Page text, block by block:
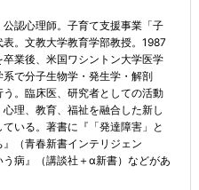
認心理師。子育て支援事業「子
。文教大学教育学部教授。1987
業後、米国ワシントン大学医学
で分子生物学・発生学・解剖
。臨床医、研究者としての活動
理、教育、福祉を融合した新し
いる。著書に『「発達障害」と
（青春新書インテリジェン
病』（講談社＋α新書）などがあ